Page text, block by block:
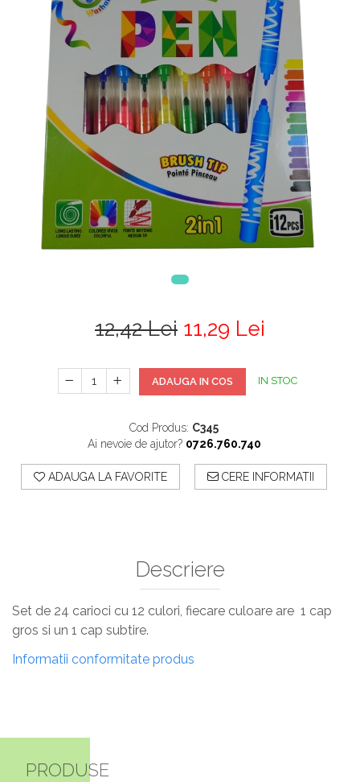
12,42 Lei 11,29 Lei
ADAUGA IN COS IN STOC
Cod Produs: C345
Ai nevoie de ajutor? 0726.760.740
ADAUGA LA FAVORITE CERE INFORMATII
Descriere
Set de 24 carioci cu 12 culori, fiecare culoare are 1 cap
gros si un 1 cap subtire.
Informatii conformitate produs
PRODUSE